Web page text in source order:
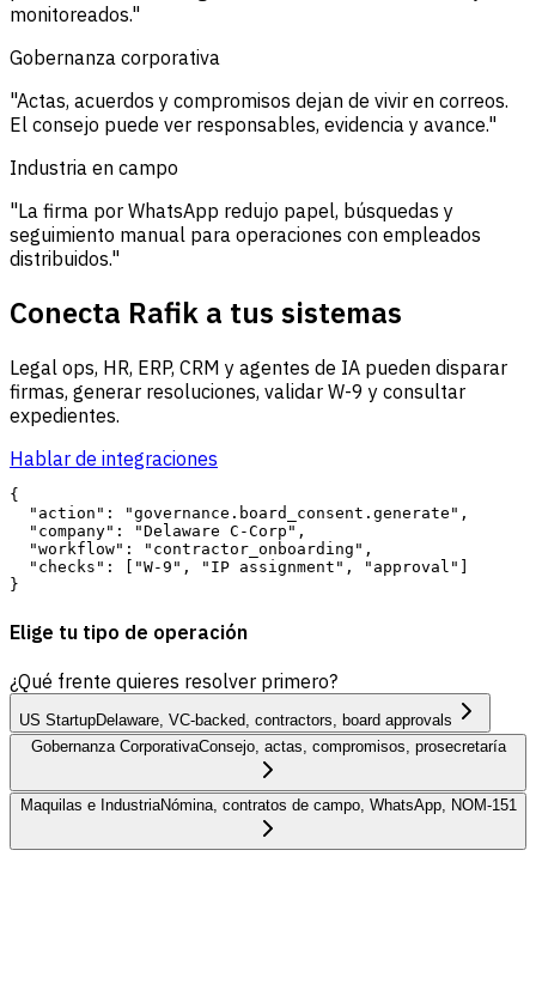
monitoreados."
Gobernanza corporativa
"Actas, acuerdos y compromisos dejan de vivir en correos.
El consejo puede ver responsables, evidencia y avance."
Industria en campo
"La firma por WhatsApp redujo papel, búsquedas y
seguimiento manual para operaciones con empleados
distribuidos."
Conecta Rafik a tus sistemas
Legal ops, HR, ERP, CRM y agentes de IA pueden disparar
firmas, generar resoluciones, validar W-9 y consultar
expedientes.
Hablar de integraciones
{
  "action": "governance.board_consent.generate",
  "company": "Delaware C-Corp",
  "workflow": "contractor_onboarding",
  "checks": ["W-9", "IP assignment", "approval"]
Elige tu tipo de operación
¿Qué frente quieres resolver primero?
US StartupDelaware, VC-backed, contractors, board approvals
Gobernanza CorporativaConsejo, actas, compromisos, prosecretaría
Maquilas e IndustriaNómina, contratos de campo, WhatsApp, NOM-151